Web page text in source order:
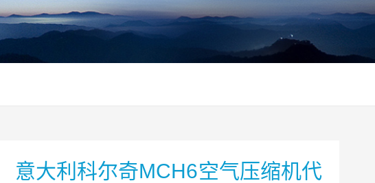
意大利科尔奇MCH6空气压缩机代